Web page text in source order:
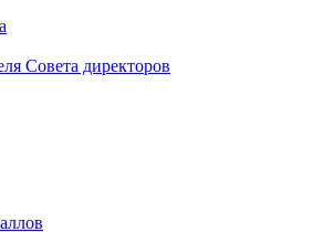
Совета директоров